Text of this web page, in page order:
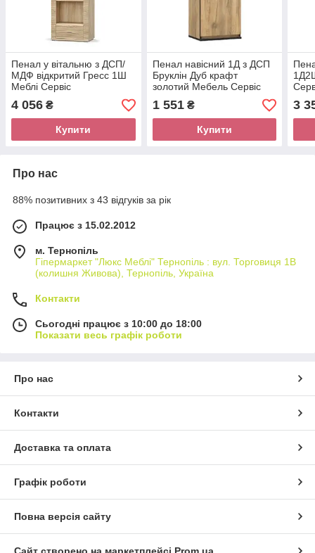
Пенал у вітальню з ДСП/
МДФ відкритий Гресс 1Ш
Меблі Сервіс
4 056 ₴
Купити
Пенал навісний 1Д з ДСП
Бруклін Дуб крафт
золотий Мебель Сервіс
1 551₴
Купити
3
Про нас
88% позитивних з 43 відгуків за рік
Працює з 15.02.2012
м. Тернопіль
Гіпермаркет "Люкс Меблі" Тернопіль : вул. Торговиця 1В
(колишня Живова), Тернопіль, Україна
Контакти
Сьогодні працює з 10:00 до 18:00
Показати весь графік роботи
Про нас
Контакти
Доставка та оплата
Графік роботи
Повна версія сайту